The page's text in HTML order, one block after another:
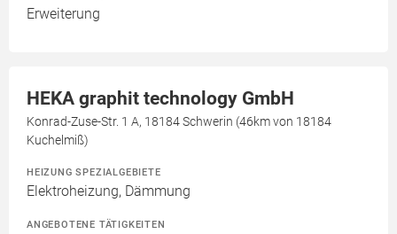
Erweiterung
HEKA graphit technology GmbH
Konrad-Zuse-Str. 1 A, 18184 Schwerin (46km von 18184
Kuchelmiß)
HEIZUNG SPEZIALGEBIETE
Elektroheizung, Dämmung
ANGEBOTENE TÄTIGKEITEN